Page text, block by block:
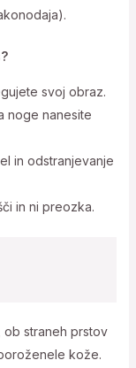
svoj obraz.
noge nanesite
in odstranjevanje
in ni preozka.
ob straneh prstov
kože.